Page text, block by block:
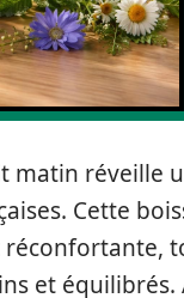
matin
Cette
et